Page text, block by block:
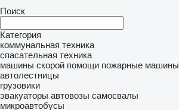
Поиск
Категория
коммунальная техника
спасательная техника
машины скорой помощи пожарные машины
автолестницы
грузовики
эвакуаторы автовозы самосвалы
микроавтобусы